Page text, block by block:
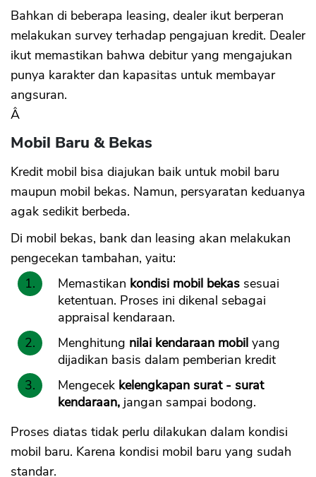
Bahkan di beberapa leasing, dealer ikut berperan
melakukan survey terhadap pengajuan kredit. Dealer
ikut memastikan bahwa debitur yang mengajukan
punya karakter dan kapasitas untuk membayar
angsuran.
Â
Mobil Baru & Bekas
Kredit mobil bisa diajukan baik untuk mobil baru
maupun mobil bekas. Namun, persyaratan keduanya
agak sedikit berbeda.
Di mobil bekas, bank dan leasing akan melakukan
pengecekan tambahan, yaitu:
Memastikan kondisi mobil bekas sesuai
ketentuan. Proses ini dikenal sebagai
appraisal kendaraan.
Menghitung nilai kendaraan mobil yang
dijadikan basis dalam pemberian kredit
Mengecek kelengkapan surat - surat
kendaraan, jangan sampai bodong.
Proses diatas tidak perlu dilakukan dalam kondisi
mobil baru. Karena kondisi mobil baru yang sudah
standar.